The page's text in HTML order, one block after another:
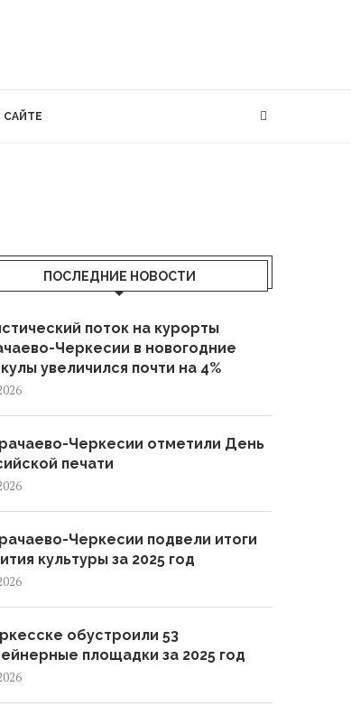
САЙТЕ
ПОСЛЕДНИЕ НОВОСТИ
поток на курорты
Черкесии в новогодние
увеличился почти на 4%
Черкесии отметили День
печати
Черкесии подвели итоги
культуры за 2025 год
обустроили 53
площадки за 2025 год